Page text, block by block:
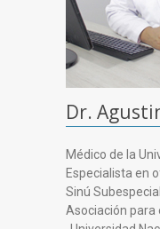
Dr.
Médico de la
Especialista en
Sinú
Asociación para